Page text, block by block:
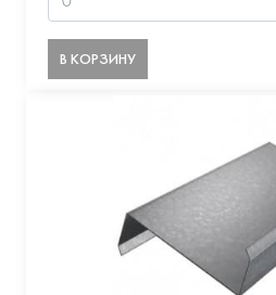
В КОРЗИНУ